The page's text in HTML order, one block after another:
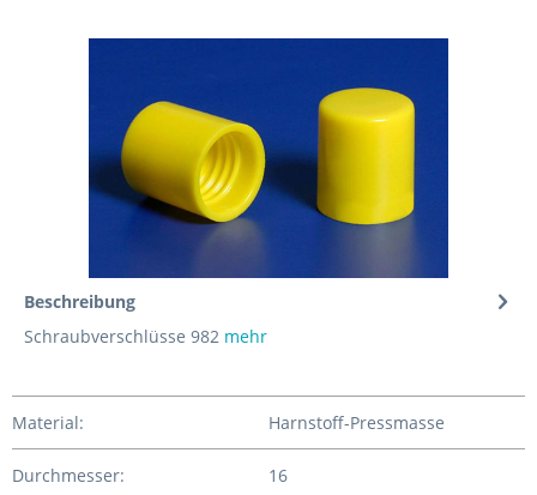
Beschreibung
Schraubverschlüsse 982 mehr
Material: Harnstoff-Pressmasse
Durchmesser: 16